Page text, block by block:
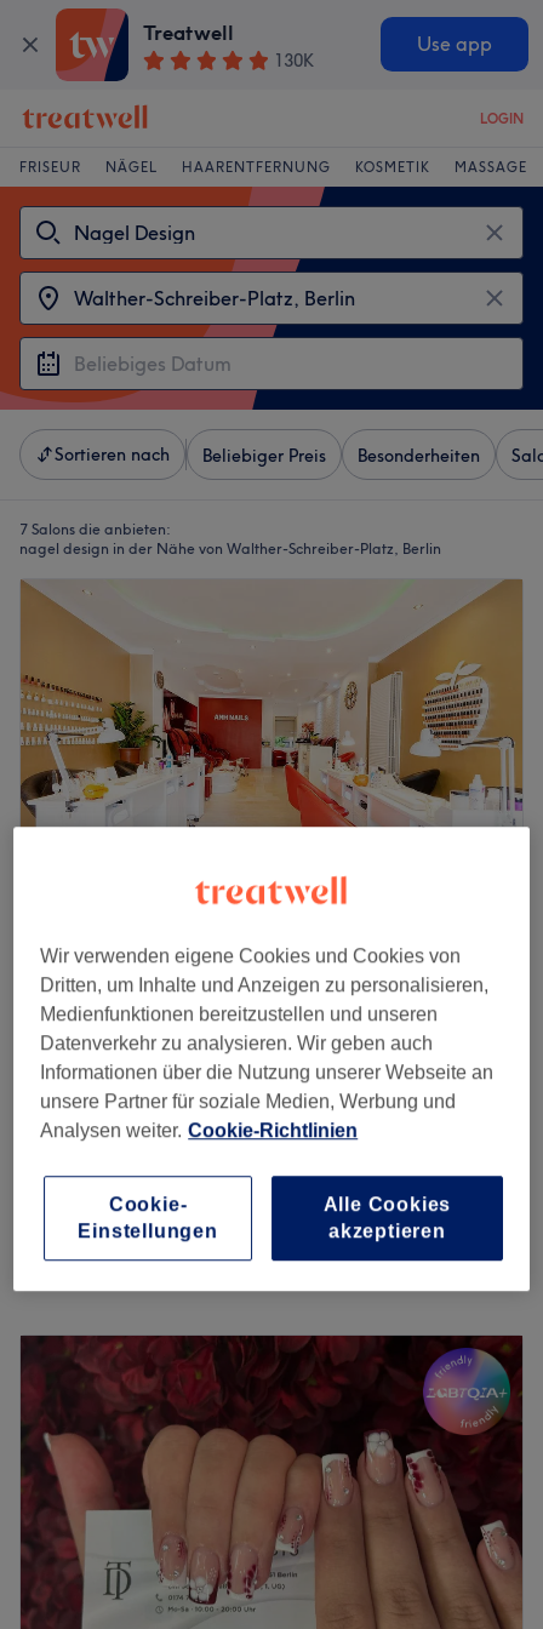
Treatwell
130K
Use app
LOGIN
FRISEUR NÄGEL HAARENTFERNUNG KOSMETIK MASSAGE
Sortieren nach Beliebiger Preis Besonderheiten
7 Salons die anbieten:
nagel design in der Nähe von Walther-Schreiber-Platz, Berlin
4,6
254 Bewertungen
Walther-Schreiber-Platz, Berlin
Auf Karte anzeigen
Strassstein 1 Stück
15 Min.
Strasssteine komplett
15 Min.
Nagel Design komplett
30 Min.
Schnellansicht Saloninfos
Dienstag
19:00
Mittwoch
10:00 –19:00
Donnerstag
–19:00
Freitag
10:00
19:00
Samstag
10:00–18:00
Sonntag
Geschlossen
Bei Anh Nails in Berlin-Steglitz kannst du deine Nägel,
Hände und Füße professionell verwöhnen lassen! Mit
Fachwissen und Geduld kannst du ein kleines
Wir verwenden eigene Cookies und Cookies von
Dritten, um Inhalte und Anzeigen zu personalisieren,
Medienfunktionen bereitzustellen und unseren
Datenverkehr zu analysieren. Wir geben auch
Informationen über die Nutzung unserer Webseite an
unsere Partner für soziale Medien, Werbung und
Analysen weiter. Cookie-Richtlinien
Cookie-
Einstellungen
Alle Cookies
akzeptieren